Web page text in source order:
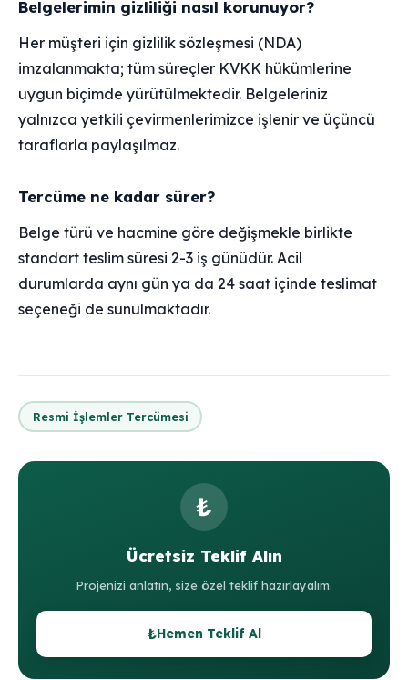
Belgelerimin gizliliği nasıl korunuyor?
Her müşteri için gizlilik sözleşmesi (NDA)
imzalanmakta; tüm süreçler KVKK hükümlerine
uygun biçimde yürütülmektedir. Belgeleriniz
yalnızca yetkili çevirmenlerimizce işlenir ve üçüncü
taraflarla paylaşılmaz.
Tercüme ne kadar sürer?
Belge türü ve hacmine göre değişmekle birlikte
standart teslim süresi 2-3 iş günüdür. Acil
durumlarda aynı gün ya da 24 saat içinde teslimat
seçeneği de sunulmaktadır.
Resmi İşlemler Tercümesi
₺
Ücretsiz Teklif Alın
Projenizi anlatın, size özel teklif hazırlayalım.
₺Hemen Teklif Al